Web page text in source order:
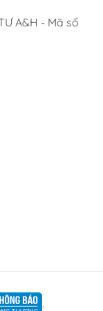
A&H - Mã số
.